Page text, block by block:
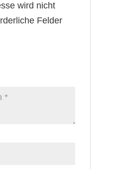
wird nicht
Felder